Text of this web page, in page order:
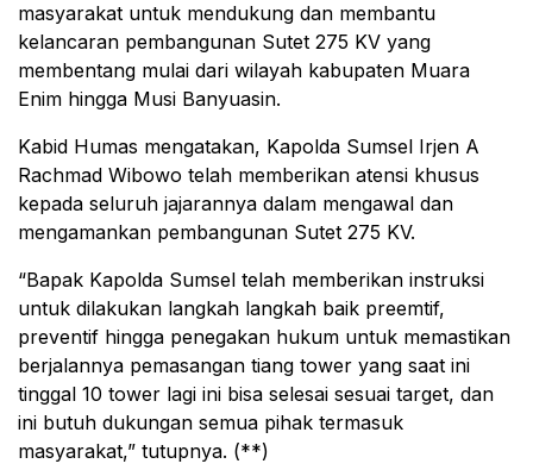
masyarakat untuk mendukung dan membantu
kelancaran pembangunan Sutet 275 KV yang
membentang mulai dari wilayah kabupaten Muara
Enim hingga Musi Banyuasin.
Kabid Humas mengatakan, Kapolda Sumsel Irjen A
Rachmad Wibowo telah memberikan atensi khusus
kepada seluruh jajarannya dalam mengawal dan
mengamankan pembangunan Sutet 275 KV.
“Bapak Kapolda Sumsel telah memberikan instruksi
untuk dilakukan langkah langkah baik preemtif,
preventif hingga penegakan hukum untuk memastikan
berjalannya pemasangan tiang tower yang saat ini
tinggal 10 tower lagi ini bisa selesai sesuai target, dan
ini butuh dukungan semua pihak termasuk
masyarakat,” tutupnya. (**)